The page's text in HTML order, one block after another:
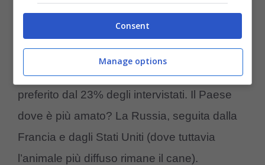
è particolarmente diffuso in Sud America, con
l’Argentina a fare da capofila con il suo 66%.
Ilgatto, invece, è l’animale domestico
preferito dal 23% degli intervistati. Il Paese
dove è più amato? La Russia, seguita dalla
Francia e dagli Stati Uniti (dove tuttavia
l’animale più diffuso rimane il cane).
Consent
Manage options